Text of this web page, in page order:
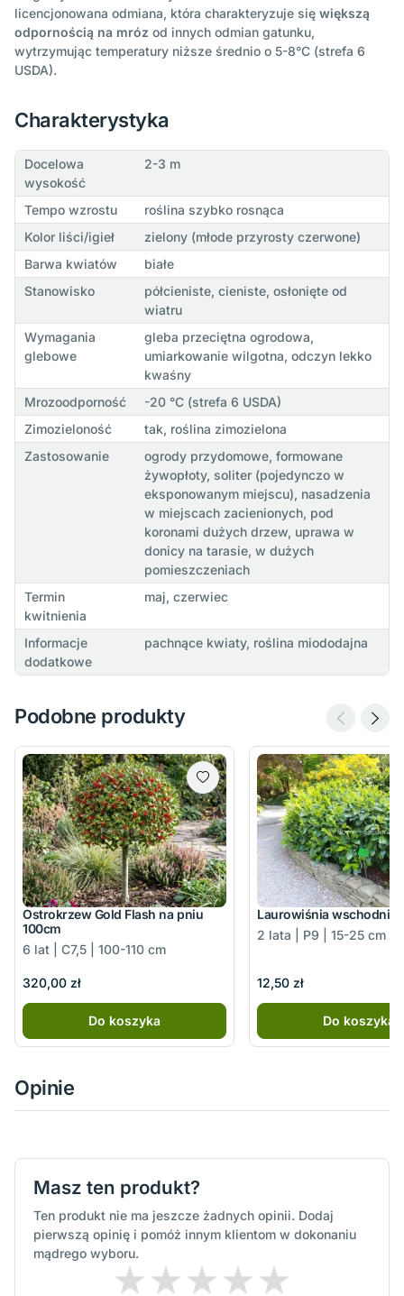
licencjonowana odmiana, która charakteryzuje się większą
odpornością na mróz od innych odmian gatunku,
wytrzymując temperatury niższe średnio o 5-8°C (strefa 6
USDA).
Charakterystyka
Docelowa
wysokość
2-3 m
Tempo wzrostu
roślina szybko rosnąca
Kolor liści/igieł
zielony (młode przyrosty czerwone)
Barwa kwiatów
białe
Stanowisko
półcieniste, cieniste, osłonięte od
wiatru
Wymagania
glebowe
gleba przeciętna ogrodowa,
umiarkowanie wilgotna, odczyn lekko
kwaśny
Mrozoodporność
-20 °C (strefa 6 USDA)
Zimozieloność
tak, roślina zimozielona
Zastosowanie
ogrody przydomowe, formowane
żywopłoty, soliter (pojedynczo w
eksponowanym miejscu), nasadzenia
w miejscach zacienionych, pod
koronami dużych drzew, uprawa w
donicy na tarasie, w dużych
pomieszczeniach
Termin
kwitnienia
maj, czerwiec
Informacje
dodatkowe
pachnące kwiaty, roślina miododajna
Podobne produkty
Ostrokrzew Gold Flash na pniu
100cm
6 lat | C7,5 | 100-110 cm
320,00 zł
Do koszyka
Laurowiśnia wschodnia
2 lata | P9 | 15-25 cm
12,50 zł
Do koszyka
Opinie
Masz ten produkt?
Ten produkt nie ma jeszcze żadnych opinii. Dodaj
pierwszą opinię i pomóż innym klientom w dokonaniu
mądrego wyboru.